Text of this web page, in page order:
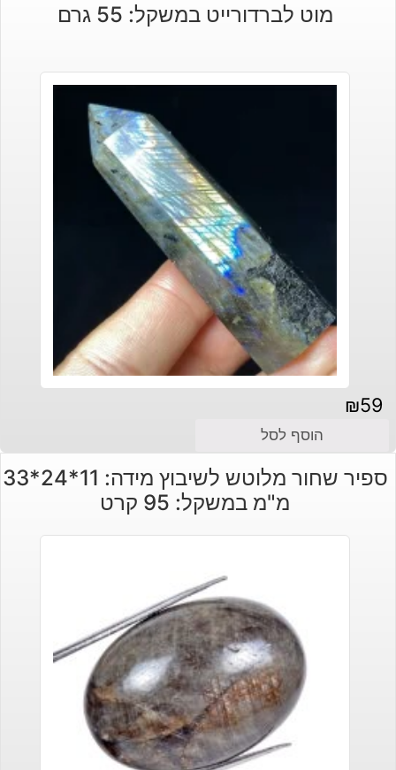
מוט לברדורייט במשקל: 55 גרם
₪59
הוסף לסל
ספיר שחור מלוטש לשיבוץ מידה: 11*24*33
מ"מ במשקל: 95 קרט